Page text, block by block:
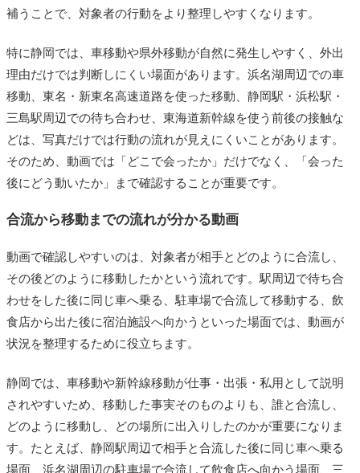
補うことで、対象者の行動をより整理しやすくなります。
特に静岡では、車移動や県外移動が自然に発生しやすく、外出
理由だけでは判断しにくい場面があります。浜名湖周辺での車
移動、東名・新東名高速道路を使った移動、静岡駅・浜松駅・
三島駅周辺での待ち合わせ、東海道新幹線を使う前後の接触な
どは、写真だけでは行動の流れが見えにくいことがあります。
そのため、動画では「どこで会ったか」だけでなく、「会った
後にどう動いたか」まで確認することが重要です。
合流から移動までの流れが分かる動画
動画で確認しやすいのは、対象者が相手とどのように合流し、
その後どのように移動したかという流れです。駅周辺で待ち合
わせをした後に同じ車へ乗る、駐車場で合流して移動する、飲
食店から出た後に宿泊施設へ向かうといった場面では、動画が
状況を整理するために役立ちます。
静岡では、車移動や新幹線移動が仕事・出張・私用として説明
されやすいため、移動した事実そのものよりも、誰と合流し、
どのように移動し、どの場所に出入りしたのかが重要になりま
す。たとえば、静岡駅周辺で相手と合流した後に同じ車へ乗る
場面、浜名湖周辺の駐車場で合流して飲食店へ向かう場面、三